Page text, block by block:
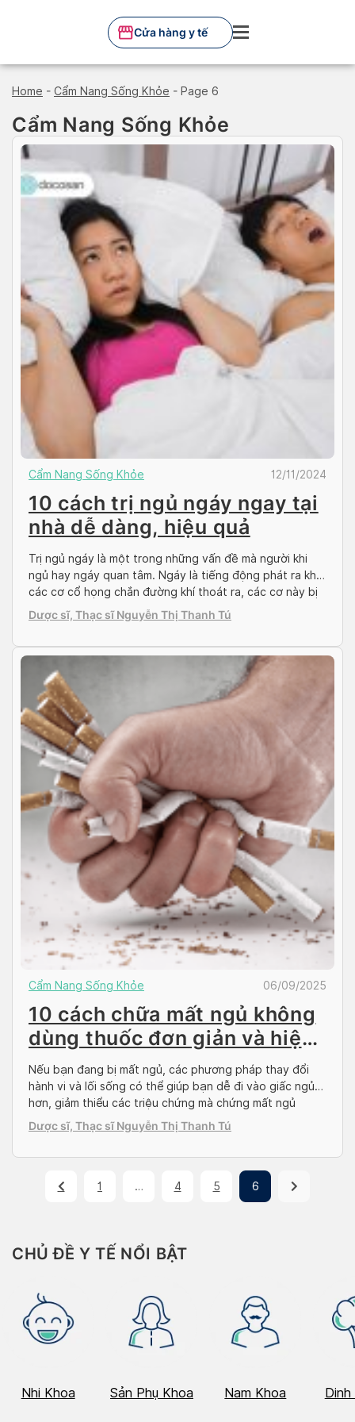
Cửa hàng y tế
Home - Cẩm Nang Sống Khỏe - Page 6
Cẩm Nang Sống Khỏe
Cẩm Nang Sống Khỏe 12/11/2024
10 cách trị ngủ ngáy ngay tại
nhà dễ dàng, hiệu quả
Trị ngủ ngáy là một trong những vấn đề mà người khi
ngủ hay ngáy quan tâm. Ngáy là tiếng động phát ra khi
các cơ cổ họng chắn đường khí thoát ra, các cơ này bị
giãn, và che mất đường lưu thông của không khí vì nhiều
nguyên nhân khác nhau. Ngủ ngáy […]
Dược sĩ, Thạc sĩ Nguyễn Thị Thanh Tú
Cẩm Nang Sống Khỏe 06/09/2025
10 cách chữa mất ngủ không
dùng thuốc đơn giản và hiệu
quả
Nếu bạn đang bị mất ngủ, các phương pháp thay đổi
hành vi và lối sống có thể giúp bạn dễ đi vào giấc ngủ
hơn, giảm thiểu các triệu chứng mà chứng mất ngủ
mang lại. Trước khi đi sâu vào một số mẹo chữa mất ngủ
không dùng thuốc, bạn đọc có thể […]
Dược sĩ, Thạc sĩ Nguyễn Thị Thanh Tú
1 … 4 5 6
CHỦ ĐỀ Y TẾ NỔI BẬT
Nhi Khoa Sản Phụ Khoa Nam Khoa